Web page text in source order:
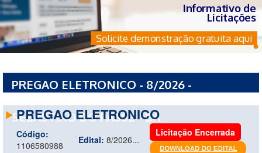
Informativo de
Licitações
Solicite demonstração gratuita aqui
PREGAO ELETRONICO - 8/2026 -
SEBASTIAO DO PASSE - BA
PREGAO ELETRONICO
Código:
1106580988
Edital: 8/2026...
Licitação Encerrada